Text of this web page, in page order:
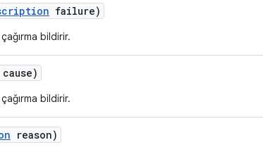
failure)
bildirir.
bildirir.
reason)